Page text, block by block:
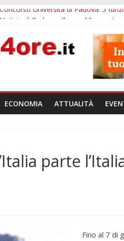
Concorso Università di Padova: 5
Slow Looking agli Eremitani: un’ora
Notizie di Padova alle ore 21:
Orto Botanico Padova: visite ed
ECONOMIA ATTUALITÀ
parte
Fino al 7 di